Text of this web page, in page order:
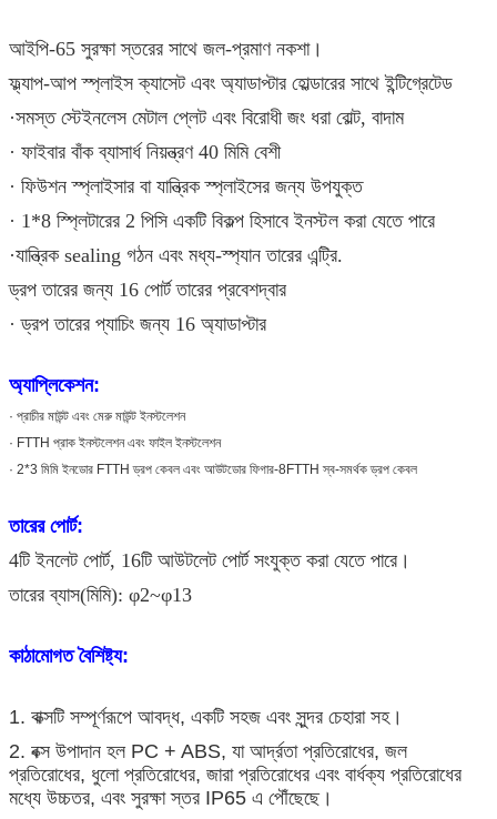
আইপি-65 সুরক্ষা স্তরের সাথে জল-প্রমাণ নকশা।
ফ্ল্যাপ-আপ স্প্লাইস ক্যাসেট এবং অ্যাডাপ্টার হোল্ডারের সাথে ইন্টিগ্রেটেড
·সমস্ত স্টেইনলেস মেটাল প্লেট এবং বিরোধী জং ধরা বোল্ট, বাদাম
· ফাইবার বাঁক ব্যাসার্ধ নিয়ন্ত্রণ 40 মিমি বেশী
· ফিউশন স্প্লাইসার বা যান্ত্রিক স্প্লাইসের জন্য উপযুক্ত
· 1*8 স্প্লিটারের 2 পিসি একটি বিকল্প হিসাবে ইনস্টল করা যেতে পারে
·যান্ত্রিক sealing গঠন এবং মধ্য-স্প্যান তারের এন্ট্রি.
ড্রপ তারের জন্য 16 পোর্ট তারের প্রবেশদ্বার
· ড্রপ তারের প্যাচিং জন্য 16 অ্যাডাপ্টার
অ্যাপ্লিকেশন:
· প্রাচীর মাউন্ট এবং মেরু মাউন্ট ইনস্টলেশন
· FTTH প্রাক ইনস্টলেশন এবং ফাইল ইনস্টলেশন
· 2*3 মিমি ইনডোর FTTH ড্রপ কেবল এবং আউটডোর ফিগার-8FTTH স্ব-সমর্থক ড্রপ কেবল
তারের পোর্ট:
4টি ইনলেট পোর্ট, 16টি আউটলেট পোর্ট সংযুক্ত করা যেতে পারে।
তারের ব্যাস(মিমি): φ2~φ13
কাঠামোগত বৈশিষ্ট্য:
1. বাক্সটি সম্পূর্ণরূপে আবদ্ধ, একটি সহজ এবং সুন্দর চেহারা সহ।
2. বক্স উপাদান হল PC + ABS, যা আর্দ্রতা প্রতিরোধের, জল
প্রতিরোধের, ধুলো প্রতিরোধের, জারা প্রতিরোধের এবং বার্ধক্য প্রতিরোধের
মধ্যে উচ্চতর, এবং সুরক্ষা স্তর IP65 এ পৌঁছেছে।